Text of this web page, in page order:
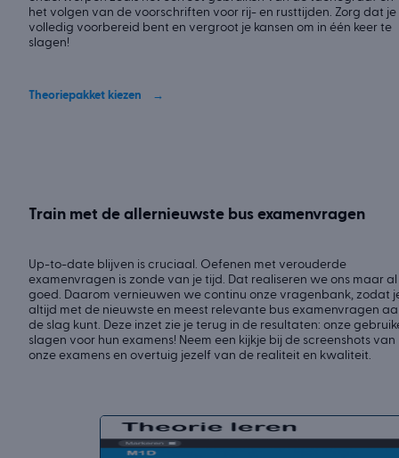
het volgen van de voorschriften voor rij- en rusttijden. Zorg dat je
volledig voorbereid bent en vergroot je kansen om in één keer te
slagen!
Theoriepakket kiezen
Train met de allernieuwste bus examenvragen
Up-to-date blijven is cruciaal. Oefenen met verouderde
examenvragen is zonde van je tijd. Dat realiseren we ons maar
goed. Daarom vernieuwen we continu onze vragenbank, zodat
altijd met de nieuwste en meest relevante bus examenvragen
de slag kunt. Deze inzet zie je terug in de resultaten: onze
slagen voor hun examens! Neem een kijkje bij de screenshots van
onze examens en overtuig jezelf van de realiteit en kwaliteit.